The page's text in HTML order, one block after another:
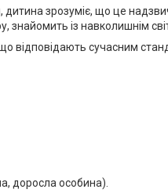
зрозуміє, що це
із навколишнім
що відповідають сучасним
доросла особина).